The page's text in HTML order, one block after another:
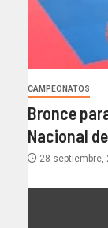
CAMPEONATOS
Bronce
Nacional
28 septiembre,